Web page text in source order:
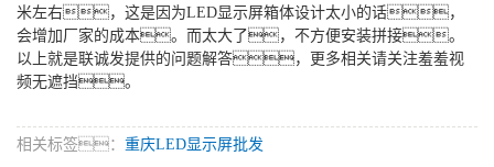
米左右，这是因为LED显示屏箱体设计太小的话，
会增加厂家的成本。而太大了，不方便安装拼接。
以上就是联诚发提供的问题解答，更多相关请关注羞羞视
频无遮挡。
相关标签： 重庆LED显示屏批发